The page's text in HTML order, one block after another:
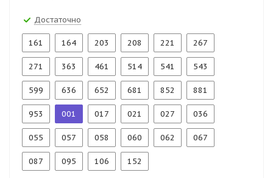
Достаточно
161 164 203 208 221 267
271 363 461 514 541 543
599 636 652 681 852 881
953 001 017 021 027 036
055 057 058 060 062 067
087 095 106 152